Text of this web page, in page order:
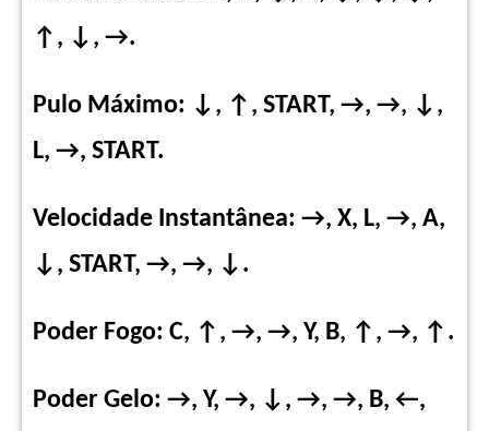
↑, ↓, →.
Pulo Máximo: ↓, ↑, START, →, →, ↓,
L, →, START.
Velocidade Instantânea: →, X, L, →, A,
↓, START, →, →, ↓.
Poder Fogo: C, ↑, →, →, Y, B, ↑, →, ↑.
Poder Gelo: →, Y, →, ↓, →, →, B, ←,